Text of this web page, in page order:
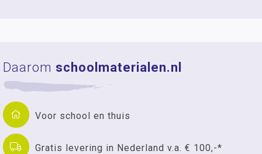
Daarom schoolmaterialen.nl
Voor school en thuis
Gratis levering in Nederland v.a. € 100,-*